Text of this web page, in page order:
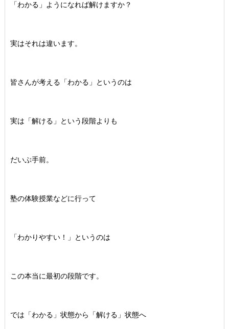
「わかる」ようになれば解けますか？
実はそれは違います。
皆さんが考える「わかる」というのは
実は「解ける」という段階よりも
だいぶ手前。
塾の体験授業などに行って
「わかりやすい！」というのは
この本当に最初の段階です。
では「わかる」状態から「解ける」状態へ